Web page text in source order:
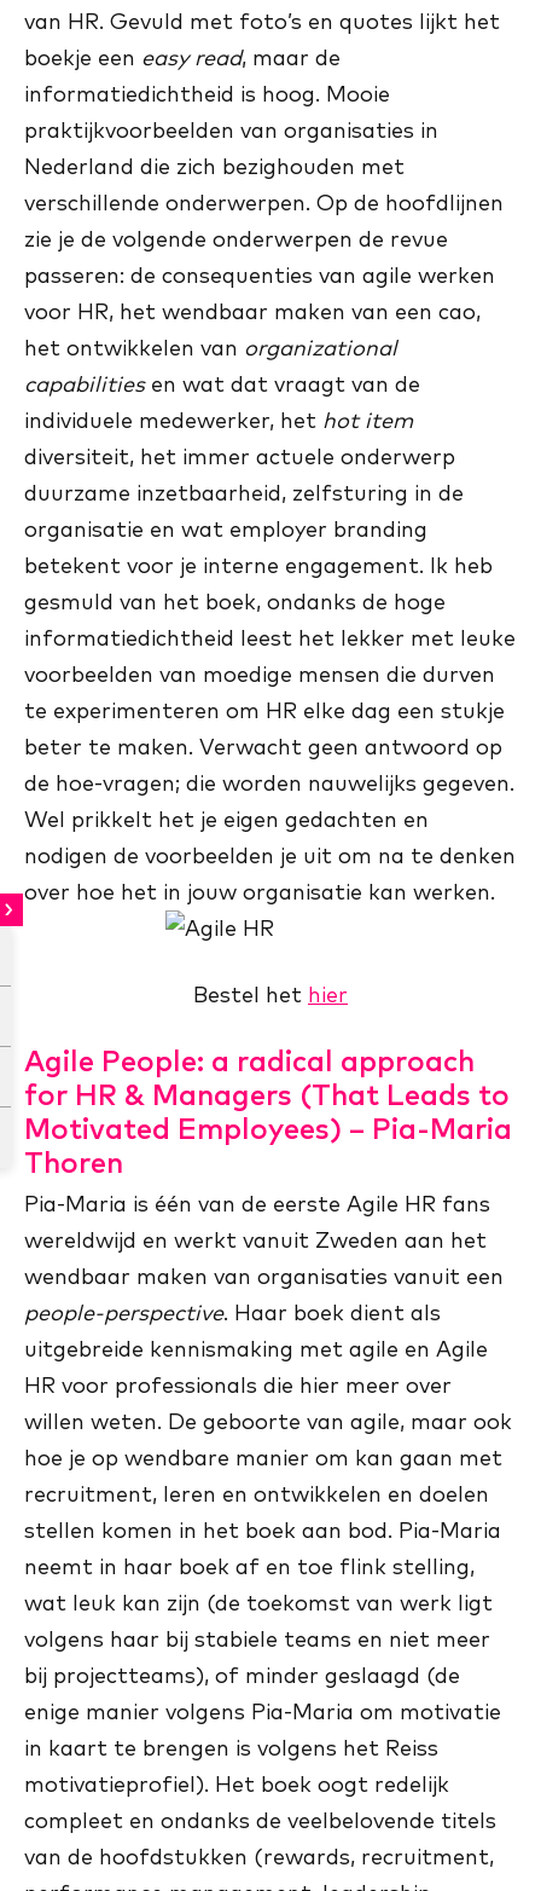
van HR. Gevuld met foto’s en quotes lijkt het
boekje een easy read, maar de
informatiedichtheid is hoog. Mooie
praktijkvoorbeelden van organisaties in
Nederland die zich bezighouden met
verschillende onderwerpen. Op de hoofdlijnen
zie je de volgende onderwerpen de revue
passeren: de consequenties van agile werken
voor HR, het wendbaar maken van een cao,
het ontwikkelen van organizational
capabilities en wat dat vraagt van de
individuele medewerker, het hot item
diversiteit, het immer actuele onderwerp
duurzame inzetbaarheid, zelfsturing in de
organisatie en wat employer branding
betekent voor je interne engagement. Ik heb
gesmuld van het boek, ondanks de hoge
informatiedichtheid leest het lekker met leuke
voorbeelden van moedige mensen die durven
te experimenteren om HR elke dag een stukje
beter te maken. Verwacht geen antwoord op
de hoe-vragen; die worden nauwelijks gegeven.
Wel prikkelt het je eigen gedachten en
nodigen de voorbeelden je uit om na te denken
over hoe het in jouw organisatie kan werken.
Bestel het hier
Agile People: a radical approach
for HR & Managers (That Leads to
Motivated Employees) – Pia-Maria
Thoren
Pia-Maria is één van de eerste Agile HR fans
wereldwijd en werkt vanuit Zweden aan het
wendbaar maken van organisaties vanuit een
people-perspective. Haar boek dient als
uitgebreide kennismaking met agile en Agile
HR voor professionals die hier meer over
willen weten. De geboorte van agile, maar ook
hoe je op wendbare manier om kan gaan met
recruitment, leren en ontwikkelen en doelen
stellen komen in het boek aan bod. Pia-Maria
neemt in haar boek af en toe flink stelling,
wat leuk kan zijn (de toekomst van werk ligt
volgens haar bij stabiele teams en niet meer
bij projectteams), of minder geslaagd (de
enige manier volgens Pia-Maria om motivatie
in kaart te brengen is volgens het Reiss
motivatieprofiel). Het boek oogt redelijk
compleet en ondanks de veelbelovende titels
van de hoofdstukken (rewards, recruitment,